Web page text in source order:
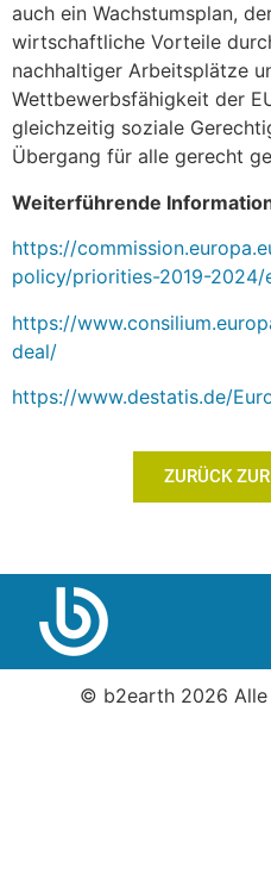
auch ein Wachstumsplan,
wirtschaftliche Vorteile
nachhaltiger Arbeitsplätze
Wettbewerbsfähigkeit der
gleichzeitig soziale
Übergang für alle gerecht
Weiterführende
https://
policy/priorities-2019-2024/
https://
deal/
https://www.destatis.de/
ZURÜCK
© b2earth 2026 Alle